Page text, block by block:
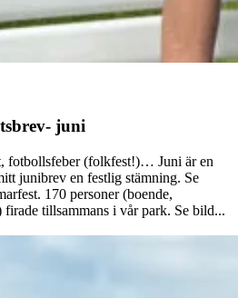
juni
fotbollsfeber (folkfest!)… Juni är en
junibrev en festlig stämning. Se
170 personer (boende,
firade tillsammans i vår park. Se bild...